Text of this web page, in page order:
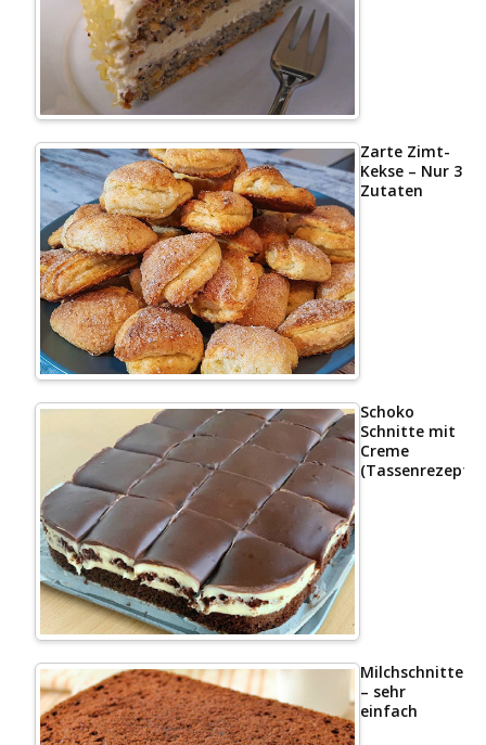
Zarte Zimt-
Kekse – Nur 3
Zutaten
Schoko
Schnitte mit
Creme
(Tassenrezept)
– sehr
einfach